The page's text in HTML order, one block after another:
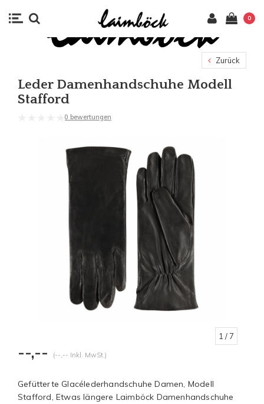
0
Zurück
Leder Damenhandschuhe Modell
Stafford
0 bewertungen
1 / 7
--,-- (--,-- Inkl. MwSt.)
Gefütterte Glacélederhandschuhe Damen, Modell
Stafford, Etwas längere Laimböck Damenhandschuhe